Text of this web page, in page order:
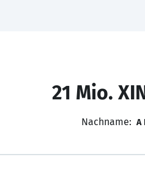
21 Mio.
Nachname: A